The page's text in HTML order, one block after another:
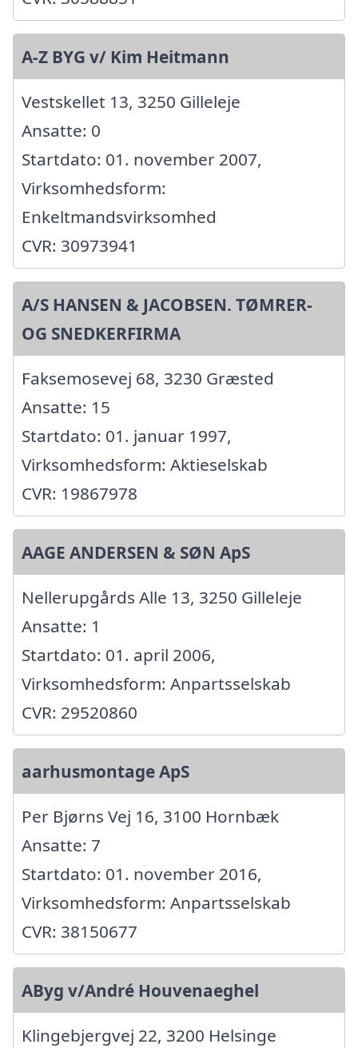
A-Z BYG v/ Kim Heitmann
Vestskellet 13, 3250 Gilleleje
Ansatte: 0
Startdato: 01. november 2007,
Virksomhedsform:
Enkeltmandsvirksomhed
CVR: 30973941
A/S HANSEN & JACOBSEN. TØMRER-
OG SNEDKERFIRMA
Faksemosevej 68, 3230 Græsted
Ansatte: 15
Startdato: 01. januar 1997,
Virksomhedsform: Aktieselskab
CVR: 19867978
AAGE ANDERSEN & SØN ApS
Nellerupgårds Alle 13, 3250 Gilleleje
Ansatte: 1
Startdato: 01. april 2006,
Virksomhedsform: Anpartsselskab
CVR: 29520860
aarhusmontage ApS
Per Bjørns Vej 16, 3100 Hornbæk
Ansatte: 7
Startdato: 01. november 2016,
Virksomhedsform: Anpartsselskab
CVR: 38150677
AByg v/André Houvenaeghel
Klingebjergvej 22, 3200 Helsinge